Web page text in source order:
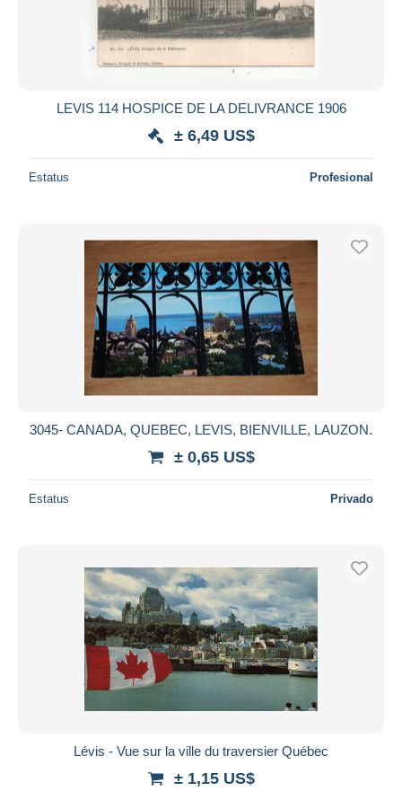
LEVIS 114 HOSPICE DE LA DELIVRANCE 1906
± 6,49 US$
Estatus Profesional
3045- CANADA, QUEBEC, LEVIS, BIENVILLE, LAUZON.
± 0,65 US$
Estatus Privado
Lévis - Vue sur la ville du traversier Québec
± 1,15 US$